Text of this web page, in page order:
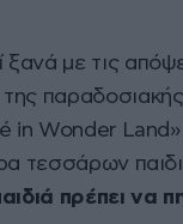
ξανά με τις
in Wonder
τεσσάρων
πρέπει να